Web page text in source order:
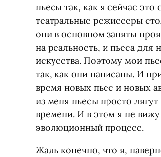
пьесы так, как я сейчас
театральные режиссеры
они в основном заняты
на реальность, и пьеса для
искусства. Поэтому мои
так, как они написаны. И
время новых пьес и новых
из меня пьесы просто
времени. И в этом я не вижу
эволюционный процесс.
Жаль конечно, что я,